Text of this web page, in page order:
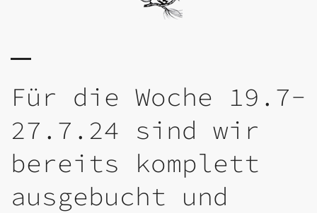
Für die Woche 19.7-
27.7.24 sind wir
bereits komplett
ausgebucht und